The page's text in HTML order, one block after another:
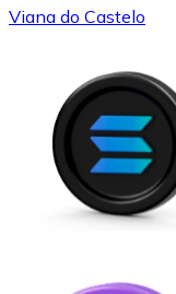
Viana do Castelo